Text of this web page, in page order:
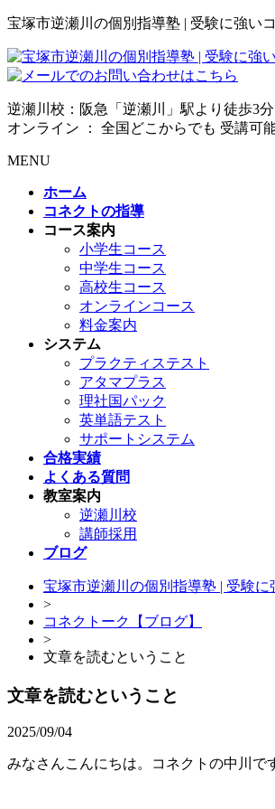
宝塚市逆瀬川の個別指導塾 | 受験に強い
逆瀬川校：阪急「逆瀬川」駅より徒歩3分
オンライン ： 全国どこからでも 受講可
MENU
ホーム
コネクトの指導
コース案内
小学生コース
中学生コース
高校生コース
オンラインコース
料金案内
システム
プラクティステスト
アタマプラス
理社国パック
英単語テスト
サポートシステム
合格実績
よくある質問
教室案内
逆瀬川校
講師採用
ブログ
宝塚市逆瀬川の個別指導塾 | 受験に
>
コネクトーク【ブログ】
>
文章を読むということ
文章を読むということ
2025/09/04
みなさんこんにちは。コネクトの中川で